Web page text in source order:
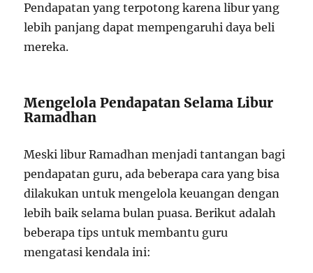
Pendapatan yang terpotong karena libur yang
lebih panjang dapat mempengaruhi daya beli
mereka.
Mengelola Pendapatan Selama Libur
Ramadhan
Meski libur Ramadhan menjadi tantangan bagi
pendapatan guru, ada beberapa cara yang bisa
dilakukan untuk mengelola keuangan dengan
lebih baik selama bulan puasa. Berikut adalah
beberapa tips untuk membantu guru
mengatasi kendala ini: